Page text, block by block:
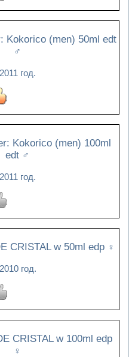
Kokorico (men) 50ml edt
♂
2011 год.
Kokorico (men) 100ml
edt ♂
2011 год.
CRISTAL w 50ml edp ♀
2010 год.
CRISTAL w 100ml edp
♀